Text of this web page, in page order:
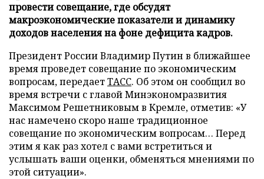
провести совещание, где обсудят
макроэкономические показатели и динамику
доходов населения на фоне дефицита кадров.
Президент России Владимир Путин в ближайшее
время проведет совещание по экономическим
вопросам, передаетТАСС. Об этом он сообщил во
время встречи с главой Минэкономразвития
Максимом Решетниковым в Кремле, отметив: «У
нас намечено скоро наше традиционное
совещание по экономическим вопросам… Перед
этим я как раз хотел с вами встретиться и
услышать ваши оценки, обменяться мнениями по
этой ситуации».